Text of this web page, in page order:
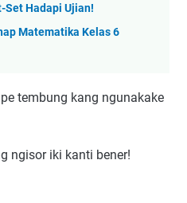
Set Hadapi Ujian!
Matematika Kelas 6
tembung kang ngunakake
ngisor iki kanti bener!